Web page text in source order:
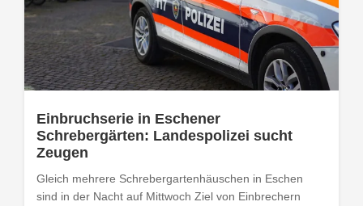
Einbruchserie in Eschener
Schrebergärten: Landespolizei sucht
Zeugen
Gleich mehrere Schrebergartenhäuschen in Eschen
sind in der Nacht auf Mittwoch Ziel von Einbrechern